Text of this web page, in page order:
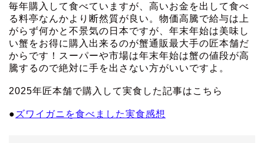
毎年購入して食べていますが、高いお金を出して食べ
る料亭なんかより断然質が良い。物価高騰で給与は上
がらず何かと不景気の日本ですが、年末年始は美味し
い蟹をお得に購入出来るのが蟹通販最大手の匠本舗だ
からです！スーパーや市場は年末年始は蟹の値段が高
騰するので絶対に手を出さない方がいいですよ。
2025年匠本舗で購入して実食した記事はこちら
● ズワイガニを食べました実食感想